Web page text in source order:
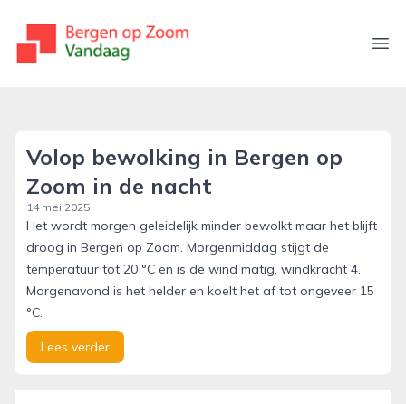
bergenopzoomvandaag.nl
Volop bewolking in Bergen op
Zoom in de nacht
14 mei 2025
Het wordt morgen geleidelijk minder bewolkt maar het blijft
droog in Bergen op Zoom. Morgenmiddag stijgt de
temperatuur tot 20 °C en is de wind matig, windkracht 4.
Morgenavond is het helder en koelt het af tot ongeveer 15
°C.
Lees verder